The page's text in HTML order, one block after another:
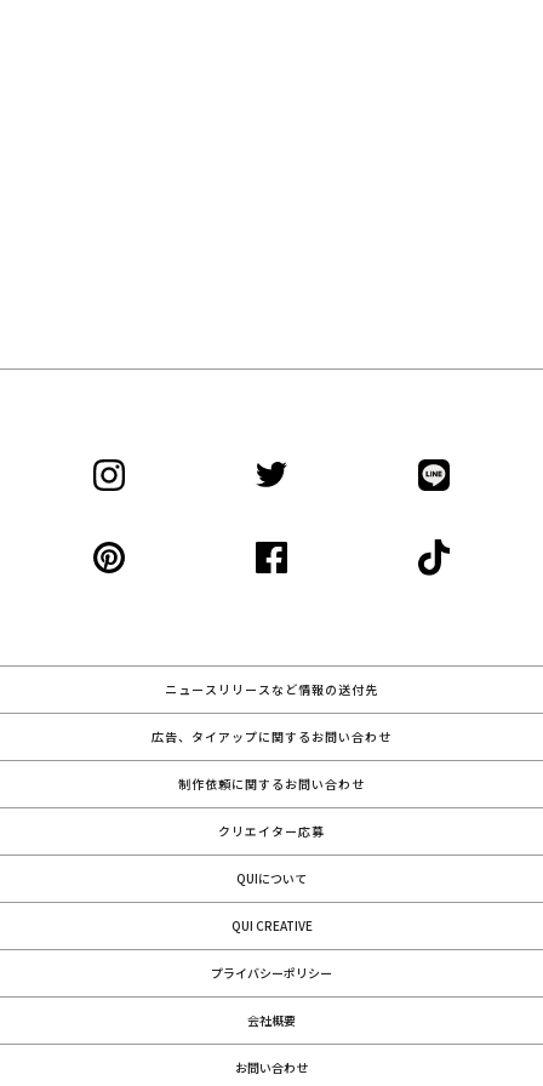
ニュースリリースなど情報の送付先
広告、タイアップに関するお問い合わせ
制作依頼に関するお問い合わせ
クリエイター応募
QUIについて
QUI CREATIVE
プライバシーポリシー
会社概要
お問い合わせ